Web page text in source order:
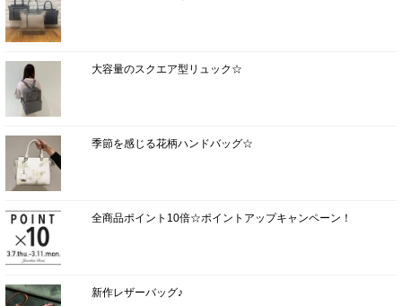
大容量のスクエア型リュック☆
季節を感じる花柄ハンドバッグ☆
全商品ポイント10倍☆ポイントアップキャンペーン！
新作レザーバッグ♪